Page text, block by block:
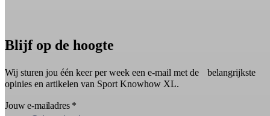
Blijf op de hoogte
Wij sturen jou één keer per week een e-mail met de belangrijkste
opinies en artikelen van Sport Knowhow XL.
Jouw e-mailadres *